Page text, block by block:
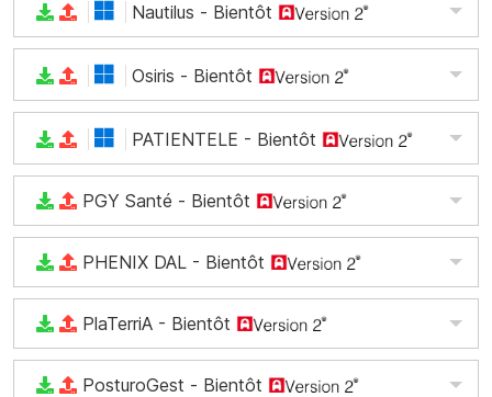
Nautilus - Bientôt
Osiris - Bientôt
PATIENTELE - Bientôt
PGY Santé - Bientôt
PHENIX DAL - Bientôt
PlaTerriA - Bientôt
PosturoGest - Bientôt